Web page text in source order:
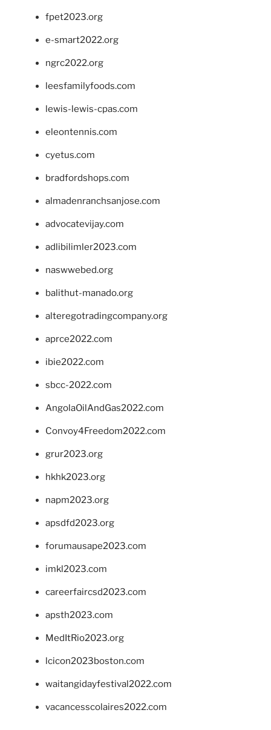
fpet2023.org
e-smart2022.org
ngrc2022.org
leesfamilyfoods.com
lewis-lewis-cpas.com
eleontennis.com
cyetus.com
bradfordshops.com
almadenranchsanjose.com
advocatevijay.com
adlibilimler2023.com
naswwebed.org
balithut-manado.org
alteregotradingcompany.org
aprce2022.com
ibie2022.com
sbcc-2022.com
AngolaOilAndGas2022.com
Convoy4Freedom2022.com
grur2023.org
hkhk2023.org
napm2023.org
apsdfd2023.org
forumausape2023.com
imkl2023.com
careerfaircsd2023.com
apsth2023.com
MedItRio2023.org
lcicon2023boston.com
waitangidayfestival2022.com
vacancesscolaires2022.com